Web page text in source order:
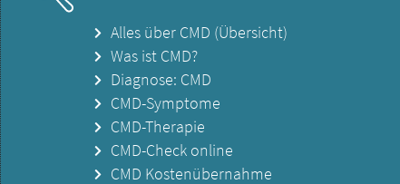
Alles über CMD (Übersicht)
Was ist CMD?
Diagnose: CMD
CMD-Symptome
CMD-Therapie
CMD-Check online
CMD Kostenübernahme